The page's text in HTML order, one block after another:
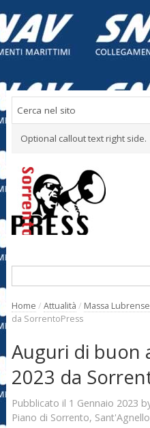
Optional callout text right side.
Home / Attualità / Massa Lubrense
da SorrentoPress
Auguri di buon
2023 da
Pubblicato il 1 Gennaio 2023
Piano di Sorrento, Sant'Agnello